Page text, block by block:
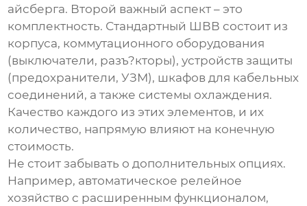
айсберга. Второй важный аспект – это
комплектность. Стандартный ШВВ состоит из
корпуса, коммутационного оборудования
(выключатели, разъ?кторы), устройств защиты
(предохранители, УЗМ), шкафов для кабельных
соединений, а также системы охлаждения.
Качество каждого из этих элементов, и их
количество, напрямую влияют на конечную
стоимость.
Не стоит забывать о дополнительных опциях.
Например, автоматическое релейное
хозяйство с расширенным функционалом,